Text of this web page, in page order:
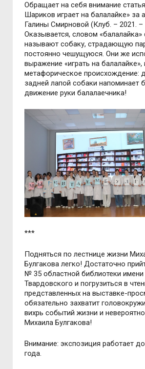
Обращает на себя внимание
Шариков играет на балалайке» за
Галины Смирновой (Клуб. – 2021.
Оказывается, словом «балалайка»
называют собаку, страдающую
постоянно чешущуюся. Они же
выражение «играть на
метафорическое происхождение:
задней лапой собаки напоминает
движение руки балалаечника!
***
Подняться по лестнице жизни
Булгакова легко! Достаточно
№ 35 областной библиотеки имени
Твардовского и погрузиться в
представленных на выставке-
обязательно захватит
вихрь событий жизни и
Михаила Булгакова!
Внимание: экспозиция работает
года.